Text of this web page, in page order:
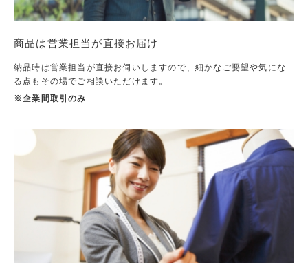
商品は営業担当が直接お届け
納品時は営業担当が直接お伺いしますので、細かなご要望や気にな
る点もその場でご相談いただけます。
※企業間取引のみ